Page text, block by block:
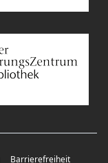
Barrierefreiheit